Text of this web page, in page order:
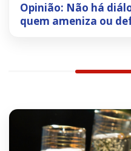
Opinião: Não há
quem ameniza ou